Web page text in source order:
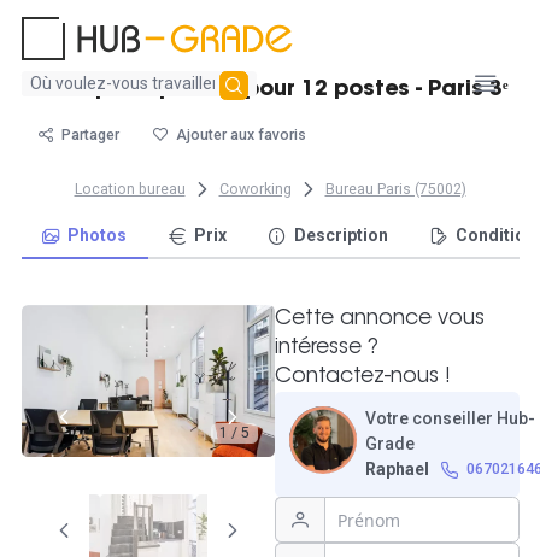
Aucun
trouvé
Bel espace privatif pour 12 postes - Paris 3ᵉ
Partager Ajouter aux favoris
Location bureau Coworking Bureau Paris (75002)
Photos Prix Description
1 / 5
Cette annonce vous
intéresse ?
Contactez-nous !
Votre conseiller Hub-
Grade
Raphael